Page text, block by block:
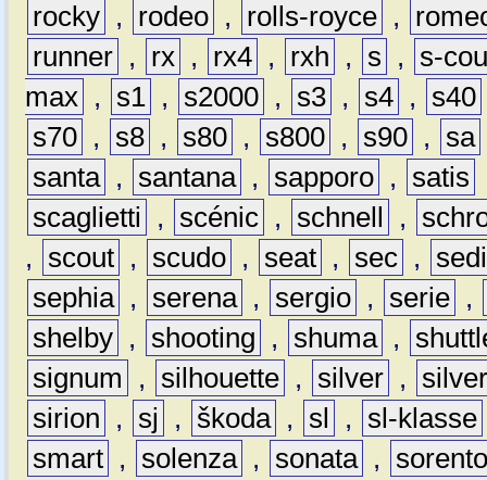
rocky , rodeo , rolls-royce ,
runner , rx , rx4 , rxh , s ,
s-
max , s1 , s2000 , s3 , s4 , s40
s70 , s8 , s80 , s800 , s90 , sa
santa , santana , sapporo , satis
scaglietti
, scénic , schnell ,
,
scout , scudo , seat , sec ,
sephia , serena , sergio , serie ,
shelby , shooting , shuma ,
signum
, silhouette , silver ,
sirion
, sj , škoda , sl , sl-klasse
smart , solenza , sonata ,